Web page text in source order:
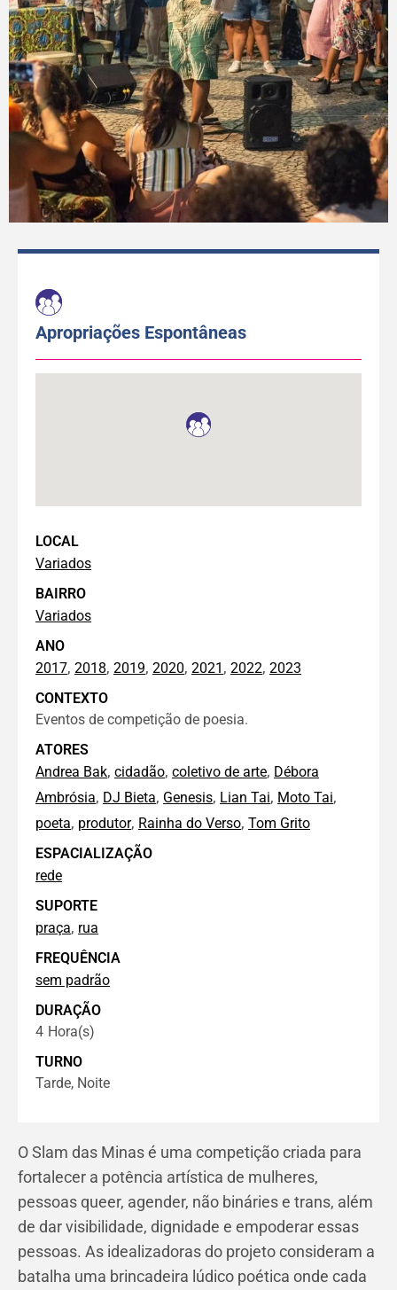
O Slam das Minas é uma competição criada para
fortalecer a potência artística de mulheres,
pessoas queer, agender, não bináries e trans, além
de dar visibilidade, dignidade e empoderar essas
pessoas. As idealizadoras do projeto consideram a
batalha uma brincadeira lúdico poética onde cada
Apropriações Espontâneas
LOCAL
Variados
BAIRRO
Variados
ANO
2017, 2018, 2019, 2020, 2021 , 2022, 2023
CONTEXTO
Eventos de competição de poesia.
ATORES
Andrea Bak, cidadão, coletivo de arte, Débora
Ambrósia, DJ Bieta, Genesis, Lian Tai, Moto Tai,
poeta, produtor, Rainha do Verso, Tom Grito
ESPACIALIZAÇÃO
rede
SUPORTE
praça, rua
FREQUÊNCIA
sem padrão
DURAÇÃO
4 Hora(s)
TURNO
Tarde, Noite